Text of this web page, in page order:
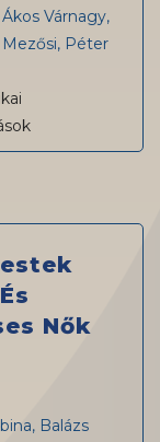
Várnagy,
Péter
Nők
Balázs